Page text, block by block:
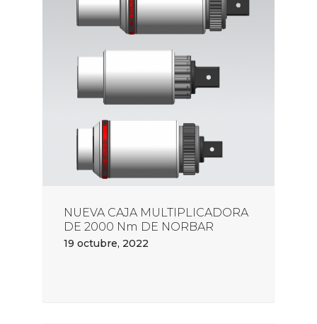
NUEVA CAJA MULTIPLICADORA
DE 2000 Nm DE NORBAR
19 octubre, 2022